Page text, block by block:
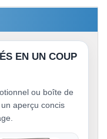
EN UN COUP
ou boîte de
aperçu concis